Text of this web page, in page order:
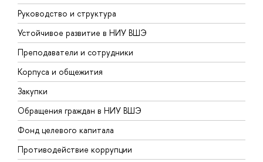
Руководство и структура
Устойчивое развитие в НИУ ВШЭ
Преподаватели и сотрудники
Корпуса и общежития
Закупки
Обращения граждан в НИУ ВШЭ
Фонд целевого капитала
Противодействие коррупции